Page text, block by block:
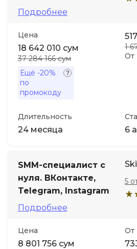
Подробнее
Цена
18 642 010 сум
37 284 166 сум
Ещё -20%
по
промокоду
От
1
Длительность
24 месяца 6
SMM-специалист с
нуля. ВКонтакте,
Telegram, Instagram
Подробнее
5
Цена
8 801 756 сум
От
Иностранные языки
Soft Skills
ДПО
Детям
Акции и промокоды